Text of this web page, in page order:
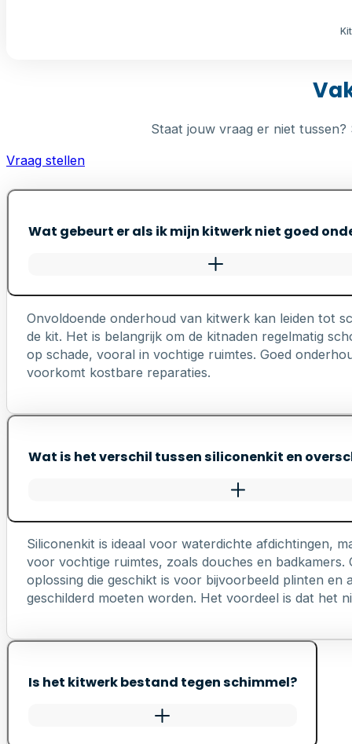
Staat jouw vraag er niet tussen?
Vraag stellen
Wat gebeurt er als ik mijn kitwerk niet goed
Onvoldoende onderhoud van kitwerk kan leiden tot
de kit. Het is belangrijk om de kitnaden regelmatig
op schade, vooral in vochtige ruimtes. Goed
voorkomt kostbare reparaties.
Wat is het verschil tussen siliconenkit en
Siliconenkit is ideaal voor waterdichte afdichtingen,
voor vochtige ruimtes, zoals douches en badkamers.
oplossing die geschikt is voor bijvoorbeeld plinten en
geschilderd moeten worden. Het voordeel is dat het
Is het kitwerk bestand tegen schimmel?